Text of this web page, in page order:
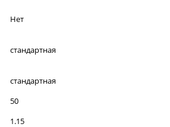
Нет
стандартная
стандартная
50
1.15